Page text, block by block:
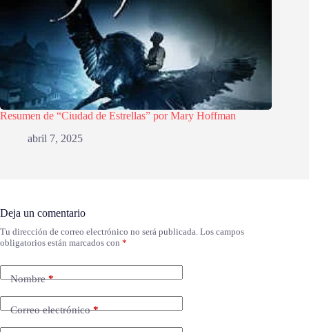
Resumen de “Ciudad de Estrellas” por Mary Hoffman
abril 7, 2025
Deja un comentario
Tu dirección de correo electrónico no será publicada. Los campos
obligatorios están marcados con *
Nombre*
Correo electrónico*